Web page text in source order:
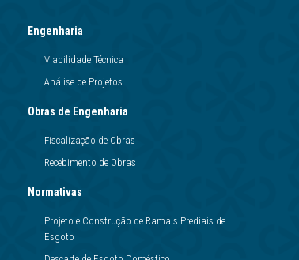
Engenharia
Viabilidade Técnica
Análise de Projetos
Obras de Engenharia
Fiscalização de Obras
Recebimento de Obras
Normativas
Projeto e Construção de Ramais Prediais de
Esgoto